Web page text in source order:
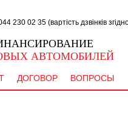
230 02 35 (вартість дзвінків
АВТОМОБИЛЕЙ
ДОГОВОР ВОПРОСЫ